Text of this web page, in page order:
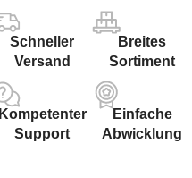
Schneller
Versand
Breites
Sortiment
Kompetenter
Support
Einfache
Abwicklung